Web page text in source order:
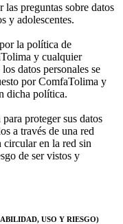
las preguntas sobre datos
y adolescentes.
la política de
y cualquier
datos personales se
por ComfaTolima y
dicha política.
proteger sus datos
a través de una red
circular en la red sin
de ser vistos y
USO Y RIESGO)